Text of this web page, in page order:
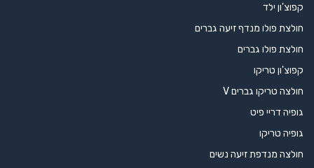
קפוצ'ון ילד
חולצת פולו מנדף זיעה גברים
חולצת פולו גברים
קפוצ'ון טריקו
חולצה טריקו גברים V
גופיה דריי פיט
גופיה טריקו
חולצה מנדפת זיעה נשים